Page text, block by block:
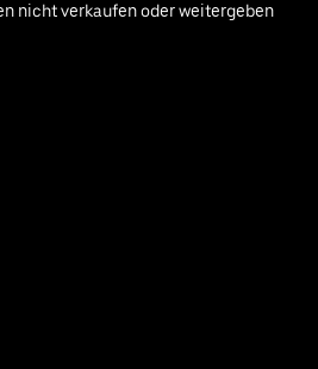
nicht verkaufen oder weitergeben